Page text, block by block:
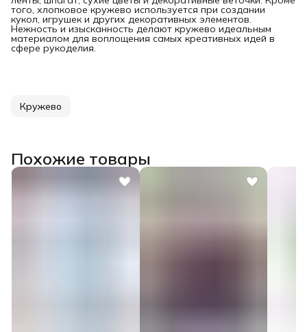
того, хлопковое кружево используется при создании
кукол, игрушек и других декоративных элементов.
Нежность и изысканность делают кружево идеальным
материалом для воплощения самых креативных идей в
сфере рукоделия.
Кружево
Похожие товары